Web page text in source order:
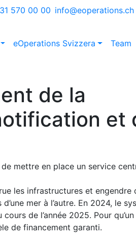
570 00 00 info@eoperations.ch
eOperations Svizzera Team
de la
et
mettre en place un service
les infrastructures et
mer à l’autre. En 2024, le
de l’année 2025. Pour
de financement garanti.